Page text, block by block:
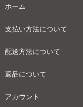
ホーム
支払い方法について
配送方法について
返品について
アカウント